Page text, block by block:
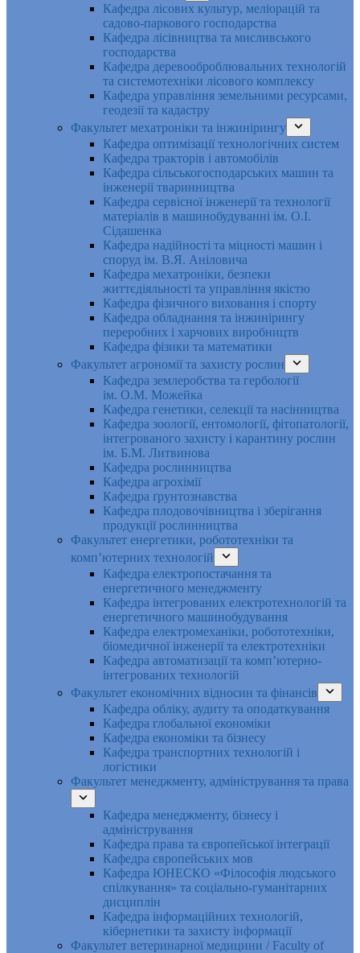
Кафедра лісових культур, меліорацій та
садово-паркового господарства
Кафедра лісівництва та мисливського
господарства
Кафедра деревооброблювальних технологій
та системотехніки лісового комплексу
Кафедра управління земельними ресурсами,
геодезії та кадастру
Факультет мехатроніки та інжинірингу
Кафедра оптимізації технологічних систем
Кафедра тракторів і автомобілів
Кафедра сільськогосподарських машин та
інженерії тваринництва
Кафедра cервісної інженерії та технології
матеріалів в машинобудуванні ім. О.І.
Сідашенка
Кафедра надійності та міцності машин і
споруд ім. В.Я. Аніловича
Кафедра мехатроніки, безпеки
життєдіяльності та управління якістю
Кафедра фізичного виховання і спорту
Кафедра обладнання та інжинірингу
переробних і харчових виробництв
Кафедра фізики та математики
Факультет агрономії та захисту рослин
Кафедра землеробства та гербології
ім. О.М. Можейка
Кафедра генетики, селекції та насінництва
Кафедра зоології, ентомології, фітопатології,
інтегрованого захисту і карантину рослин
ім. Б.М. Литвинова
Кафедра рослинництва
Кафедра агрохімії
Кафедра ґрунтознавства
Кафедра плодовочівництва і зберігання
продукції рослинництва
Факультет енергетики, робототехніки та
комп’ютерних технологій
Кафедра електропостачання та
енергетичного менеджменту
Кафедра інтегрованих електротехнологій та
енергетичного машинобудування
Кафедра електромеханіки, робототехніки,
біомедичної інженерії та електротехніки
Кафедра автоматизації та комп’ютерно-
інтегрованих технологій
Факультет економічних відносин та фінансів
Кафедра обліку, аудиту та оподаткування
Кафедра глобальної економіки
Кафедра економіки та бізнесу
Кафедра транспортних технологій і
логістики
Факультет менеджменту, адміністрування та права
Кафедра менеджменту, бізнесу і
адміністрування
Кафедра права та європейської інтеграції
Кафедра європейських мов
Кафедра ЮНЕСКО «Філософія людського
спілкування» та соціально-гуманітарних
дисциплін
Кафедра інформаційних технологій,
кібернетики та захисту інформації
Факультет ветеринарної медицини / Faculty of